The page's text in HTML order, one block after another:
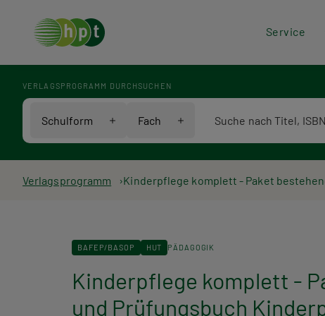
Service
VERLAGSPROGRAMM DURCHSUCHEN
Schulform Fach
Pfadnavigation
Verlagsprogramm Kinderpflege komplett - Paket
BAFEP/BASOP HUT PÄDAGOGIK
Kinderpflege komplett -
und Prüfungsbuch